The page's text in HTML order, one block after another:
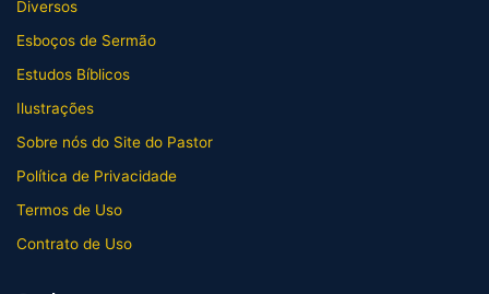
Diversos
Esboços de Sermão
Estudos Bíblicos
Ilustrações
Sobre nós do Site do Pastor
Política de Privacidade
Termos de Uso
Contrato de Uso